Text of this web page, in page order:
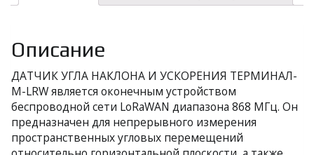
Описание
ДАТЧИК УГЛА НАКЛОНА И УСКОРЕНИЯ ТЕРМИНАЛ-
М-LRW является оконечным устройством
беспроводной сети LoRaWAN диапазона 868 МГц. Он
предназначен для непрерывного измерения
пространственных угловых перемещений